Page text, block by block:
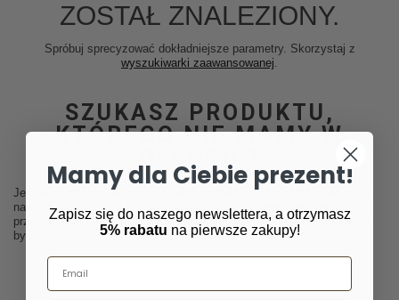
ZOSTAŁ ZNALEZIONY.
Spróbuj sprecyzować dokładniejsze parametry. Skorzystaj z
wyszukiwarki zaawansowanej.
SZUKASZ PRODUKTU,
KTÓREGO NIE MAMY W
Jeśli nie znalazłeś w naszej ofercie produktu, a chciałbyś kupić go w
naszym sklepie, możesz skorzystać ze specjalnego formularza i
przesłać nam opis szukanego przedmiotu. Aby móc to zrobić musisz
być
Mamy dla Ciebie prezent!
Zapisz się do naszego newslettera, a otrzymasz
5% rabatu na pierwsze zakupy!
Email